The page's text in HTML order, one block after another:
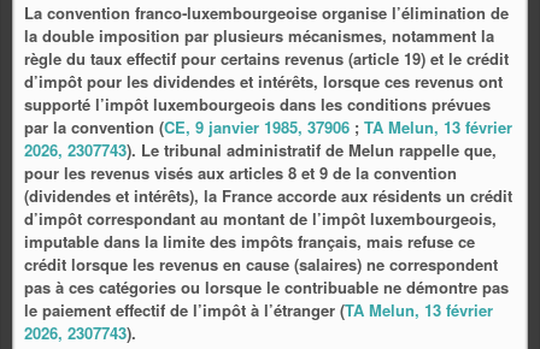
La convention franco‑luxembourgeoise organise l’élimination de
la double imposition par plusieurs mécanismes, notamment la
règle du taux effectif pour certains revenus (article 19) et le crédit
d’impôt pour les dividendes et intérêts, lorsque ces revenus ont
supporté l’impôt luxembourgeois dans les conditions prévues
par la convention (CE, 9 janvier 1985, 37906 ; TA Melun, 13 février
2026, 2307743). Le tribunal administratif de Melun rappelle que,
pour les revenus visés aux articles 8 et 9 de la convention
(dividendes et intérêts), la France accorde aux résidents un crédit
d’impôt correspondant au montant de l’impôt luxembourgeois,
imputable dans la limite des impôts français, mais refuse ce
crédit lorsque les revenus en cause (salaires) ne correspondent
pas à ces catégories ou lorsque le contribuable ne démontre pas
le paiement effectif de l’impôt à l’étranger (TA Melun, 13 février
2026, 2307743).